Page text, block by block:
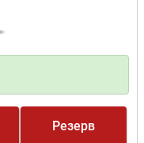
Резерв